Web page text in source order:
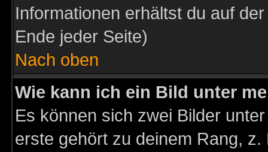
Informationen erhältst du auf
Ende jeder Seite)
Nach oben
Wie kann ich ein Bild unter
Es können sich zwei Bilder
erste gehört zu deinem Rang,